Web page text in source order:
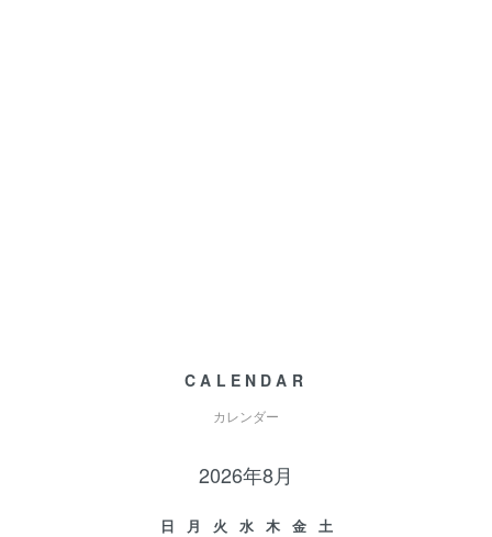
CALENDAR
カレンダー
2026年8月
日 月 火 水 木 金
土